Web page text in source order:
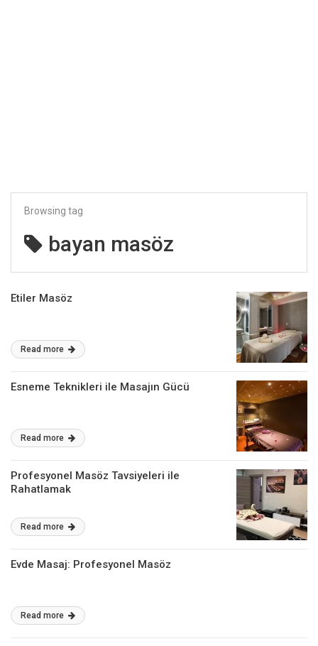
Browsing tag
bayan masöz
Etiler Masöz
Read more
Esneme Teknikleri ile Masajın Gücü
Read more
Profesyonel Masöz Tavsiyeleri ile
Rahatlamak
Read more
Evde Masaj: Profesyonel Masöz
Read more